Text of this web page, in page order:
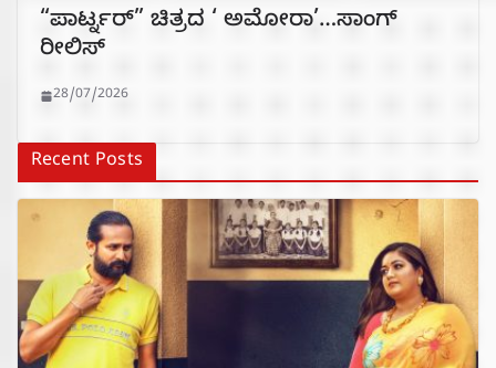
“ಪಾರ್ಟ್ನರ್” ಚಿತ್ರದ ‘ ಅಮೋರಾ’…ಸಾಂಗ್
ರೀಲಿಸ್
28/07/2026
Recent Posts